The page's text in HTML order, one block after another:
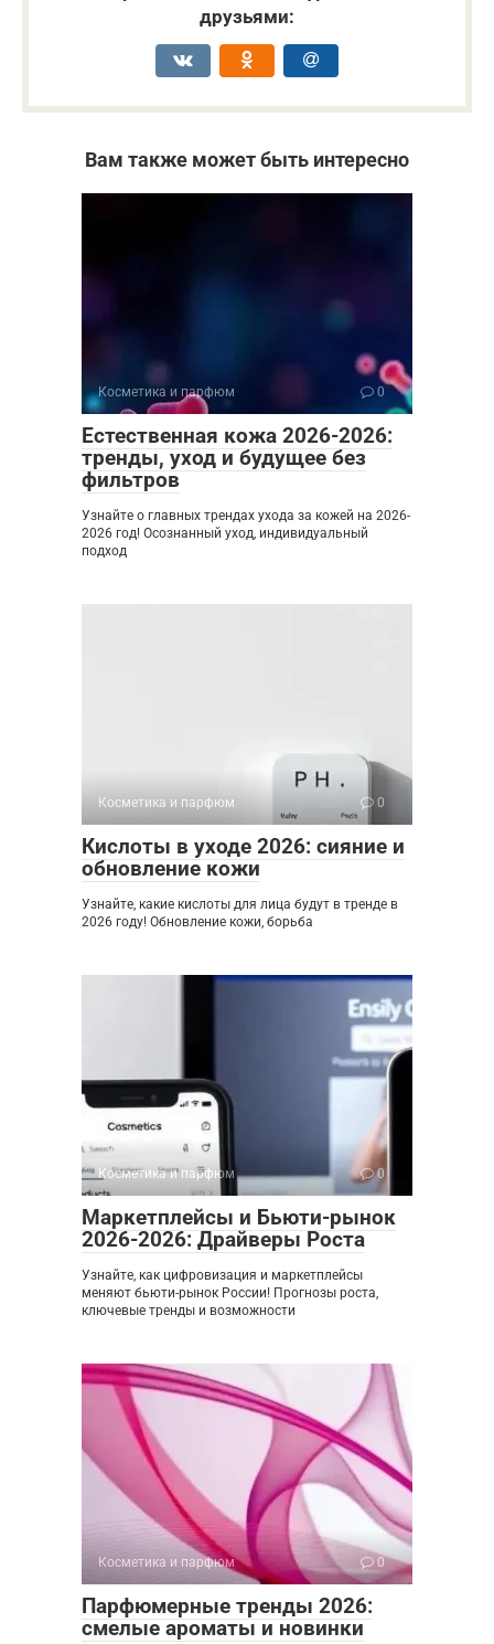
друзьями:
Вам также может быть интересно
Косметика и парфюм 0
Естественная кожа 2026-2026:
тренды, уход и будущее без
фильтров
Узнайте о главных трендах ухода за кожей на 2026-
2026 год! Осознанный уход, индивидуальный
подход
Косметика и парфюм 0
Кислоты в уходе 2026: сияние и
обновление кожи
Узнайте, какие кислоты для лица будут в тренде в
2026 году! Обновление кожи, борьба
Косметика и парфюм 0
Маркетплейсы и Бьюти-рынок
2026-2026: Драйверы Роста
Узнайте, как цифровизация и маркетплейсы
меняют бьюти-рынок России! Прогнозы роста,
ключевые тренды и возможности
Косметика и парфюм 0
Парфюмерные тренды 2026:
смелые ароматы и новинки